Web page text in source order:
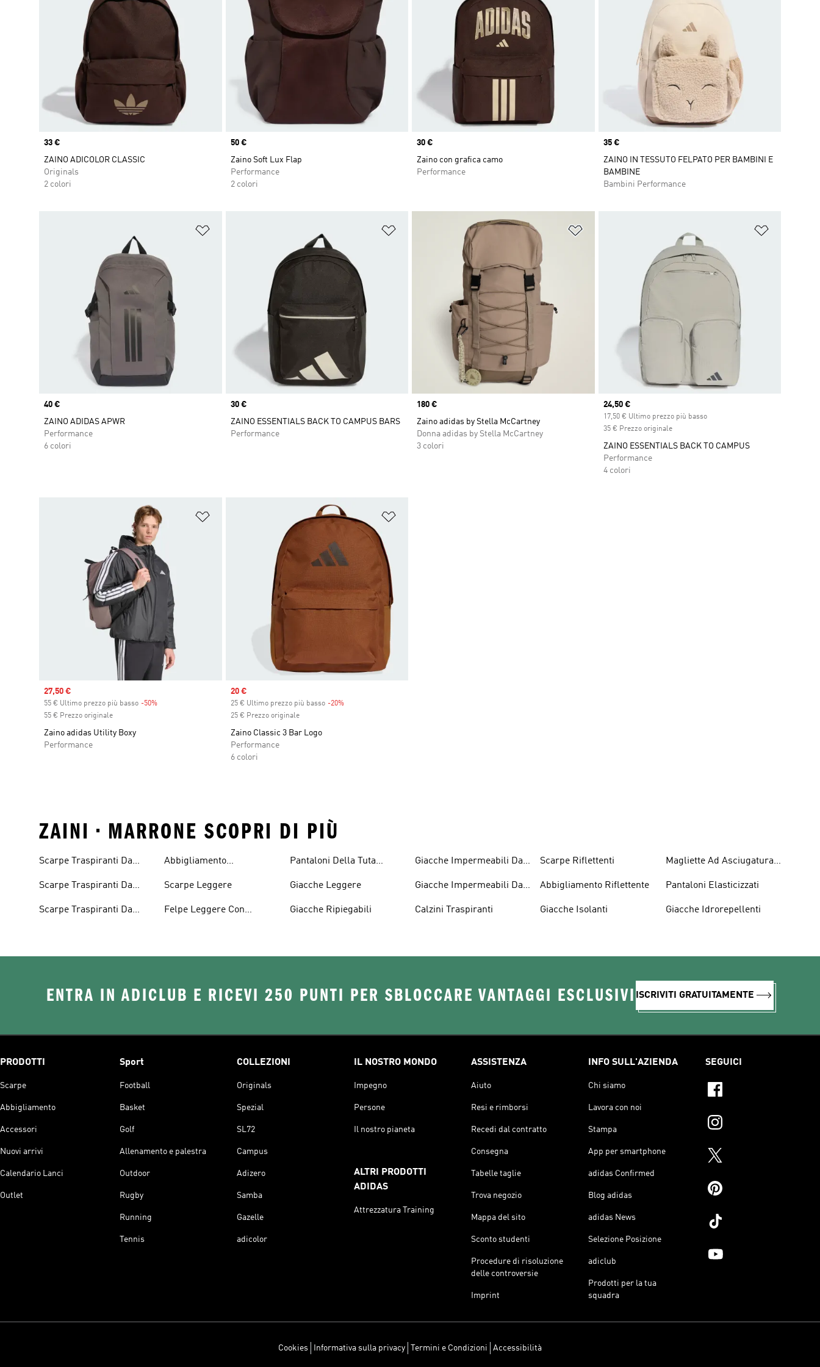
Price
33 €
ZAINO ADICOLOR CLASSIC
Originals
2 colori
Price
50 €
Zaino Soft Lux Flap
Performance
2 colori
Price
30 €
Zaino con grafica camo
Performance
Price
35 €
ZAINO IN TESSUTO FELPATO PER BAMBINI E
BAMBINE
Bambini Performance
Price
40 €
ZAINO ADIDAS APWR
Performance
6 colori
Aggiungi alla lista dei desideri
Price
30 €
ZAINO ESSENTIALS BACK TO CAMPUS BARS
Performance
Price
180 €
Zaino adidas by Stella McCartney
Donna adidas by Stella McCartney
3 colori
Current price
24,50 €
17,50 € Ultimo prezzo più basso
35 € Prezzo originale
ZAINO ESSENTIALS BACK TO CAMPUS
Performance
4 colori
Aggiungi alla lista dei desideri
Sale price
27,50 €
55 € Ultimo prezzo più basso -50%
55 € Prezzo originale
Zaino adidas Utility Boxy
Performance
Sale price
20 €
25 € Ultimo prezzo più basso -20%Discount
25 € Prezzo originale
Zaino Classic 3 Bar Logo
Performance
6 colori
ZAINI • MARRONE SCOPRI DI PIÙ
Scarpe Traspiranti Da
Scarpe Traspiranti Da
Scarpe Traspiranti Da
Abbigliamento
Scarpe Leggere
Felpe Leggere Con
Pantaloni Della Tuta
Giacche Leggere
Giacche Ripiegabili
Giacche Impermeabili Da
Giacche Impermeabili Da
Calzini Traspiranti
Scarpe Riflettenti
Abbigliamento Riflettente
Giacche Isolanti
Magliette Ad Asciugatura
Pantaloni Elasticizzati
Giacche Idrorepellenti
ENTRA IN ADICLUB E RICEVI 250 PUNTI PER SBLOCCARE VANTAGGI ESCLUSIVI ISCRIVITI GRATUITAMENTE
PRODOTTI
Scarpe
Abbigliamento
Accessori
Nuovi arrivi
Calendario Lanci
Outlet
Sport
Football
Basket
Golf
Allenamento e palestra
Outdoor
Rugby
Running
Tennis
COLLEZIONI
Originals
Spezial
SL72
Campus
Adizero
Samba
Gazelle
adicolor
IL NOSTRO MONDO
Impegno
Persone
Il nostro pianeta
ALTRI PRODOTTI
ADIDAS
Attrezzatura Training
ASSISTENZA
Aiuto
Resi e rimborsi
Recedi dal contratto
Consegna
Tabelle taglie
Trova negozio
Mappa del sito
Sconto studenti
Procedure di risoluzione
delle controversie
Imprint
INFO SULL'AZIENDA
Chi siamo
Lavora con noi
Stampa
App per smartphone
adidas Confirmed
Blog adidas
adidas News
Selezione Posizione
adiclub
Prodotti per la tua
squadra
SEGUICI
Cookies Informativa sulla privacy Termini e Condizioni Accessibilità